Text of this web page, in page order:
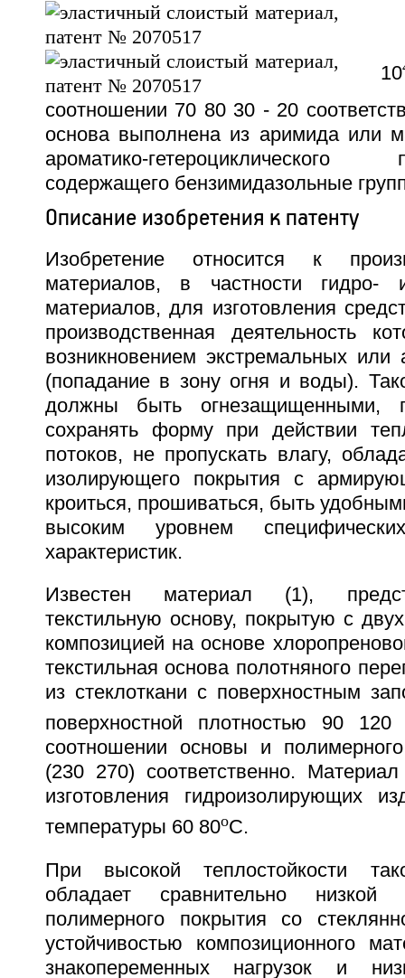
10
соотношении 70 80 30 - 20
основа выполнена из аримида или
ароматико-гетероциклического
содержащего бензимидазольные
Описание изобретения к патенту
Изобретение относится к
материалов, в частности гидро-
материалов, для изготовления
производственная деятельность
возникновением экстремальных или
(попадание в зону огня и воды).
должны быть огнезащищенными,
сохранять форму при действии
потоков, не пропускать влагу,
изолирующего покрытия с
кроиться, прошиваться, быть
высоким уровнем
характеристик.
Известен материал (1),
текстильную основу, покрытую с
композицией на основе
текстильная основа полотняного
из стеклоткани с поверхностным
поверхностной плотностью 90 120
соотношении основы и
(230 270) соответственно.
изготовления гидроизолирующих
температуры 60 80oC.
При высокой теплостойкости
обладает сравнительно низкой
полимерного покрытия со
устойчивостью композиционного
знакопеременных нагрузок и